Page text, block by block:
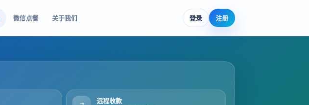
微信点餐 关于我们 登录 注册
远程收款